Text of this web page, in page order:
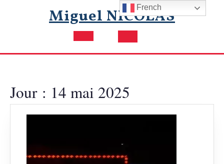
Miguel NICOLAS
Open
Jour : 14 mai 2025
French